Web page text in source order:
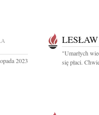
2023
"Umarłych
się płaci.